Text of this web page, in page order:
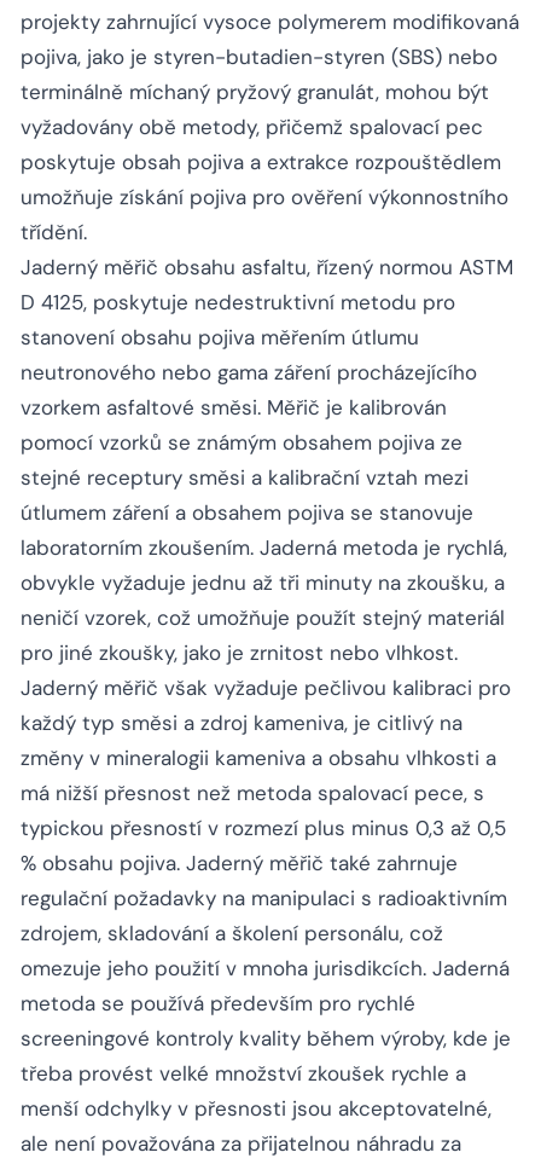
projekty zahrnující vysoce polymerem modifikovaná
pojiva, jako je styren-butadien-styren (SBS) nebo
terminálně míchaný pryžový granulát, mohou být
vyžadovány obě metody, přičemž spalovací pec
poskytuje obsah pojiva a extrakce rozpouštědlem
umožňuje získání pojiva pro ověření výkonnostního
třídění.
Jaderný měřič obsahu asfaltu, řízený normou ASTM
D 4125, poskytuje nedestruktivní metodu pro
stanovení obsahu pojiva měřením útlumu
neutronového nebo gama záření procházejícího
vzorkem asfaltové směsi. Měřič je kalibrován
pomocí vzorků se známým obsahem pojiva ze
stejné receptury směsi a kalibrační vztah mezi
útlumem záření a obsahem pojiva se stanovuje
laboratorním zkoušením. Jaderná metoda je rychlá,
obvykle vyžaduje jednu až tři minuty na zkoušku, a
neničí vzorek, což umožňuje použít stejný materiál
pro jiné zkoušky, jako je zrnitost nebo vlhkost.
Jaderný měřič však vyžaduje pečlivou kalibraci pro
každý typ směsi a zdroj kameniva, je citlivý na
změny v mineralogii kameniva a obsahu vlhkosti a
má nižší přesnost než metoda spalovací pece, s
typickou přesností v rozmezí plus minus 0,3 až 0,5
% obsahu pojiva. Jaderný měřič také zahrnuje
regulační požadavky na manipulaci s radioaktivním
zdrojem, skladování a školení personálu, což
omezuje jeho použití v mnoha jurisdikcích. Jaderná
metoda se používá především pro rychlé
screeningové kontroly kvality během výroby, kde je
třeba provést velké množství zkoušek rychle a
menší odchylky v přesnosti jsou akceptovatelné,
ale není považována za přijatelnou náhradu za